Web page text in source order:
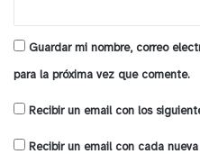
Guardar mi nombre, correo
para la próxima vez que comente.
Recibir un email con los
Recibir un email con cada